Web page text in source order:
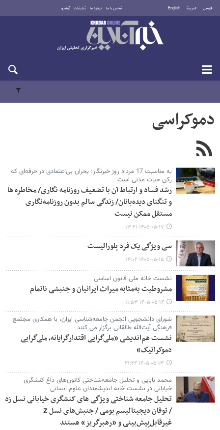
فارسی العربية English تماس با ما درباره ما تبلیغات آرشیو
شنبه ۱۷ مرداد ۱۴۰۵
دموکراسی
به مناسبت 17 مرداد روز خبرنگار: بحران بی‌اعتمادی در حرفه‌ای که
رکن حیات مدنی است
رشد فساد و ارتباط آن با تضعیف روزنامه نگاری/ مخاطره ها
و تنگنای دیده‌بانان/ زندگی سالم بدون روزنامه‌نگاری
مستقل ممکن نیست
۱۴۰۵-۰۵-۱۷ ۱۳:۲۱
سی ویژگی یک فرد پلورالیست
۱۴۰۵-۰۵-۱۵ ۱۴:۰۲
نشست خانه ملی قانون اساسی
مشروطیت به‌مثابه میراث ایرانیان و جنبشی ناتمام
۱۴۰۵-۰۵-۱۴ ۱۱:۵۳
شورای دانشجویی انجمن جامعه‌شناسی ایران، با همکاری مجتمع
فرهنگی آیت‌الله طالقانی برگزار می کنند
نشست هم‌اندیشی «ملی‌گرایی اقتدارگرایانه، ملی‌گرایی
دموکراتیک»
۱۴۰۵-۰۵-۱۳ ۲۱:۲۴
محمد بابایی و تحلیل جامعه‌شناختی کانون‌های داغ کنشگری
خیابانی در نشست خانه اندیشمندان علوم انسانی
تحلیل جامعه شناختی ویژگی های کنشگری خیابانی نسل زد
/ توفان دیجیتالیسم بومی / جنبش‌های نسل Z
غیرقابل‌پیش‌بینی و «رهبرگریز» هستند